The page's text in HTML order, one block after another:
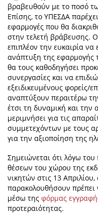
βραβευθούν με το ποσό
Επίσης, το ΥΠΕΣΔΑ
εφαρμογές που θα
στην τελετή βράβευσης.
επιπλέον την ευκαιρία
ανάπτυξη της εφαρμογής
θα τους καθοδηγήσει
συνεργασίες και να
εξειδικευμένους φορείς/
αναπτύξουν περαιτέρω
έτσι τη δυναμική και την
μεριμνήσει για τις
συμμετεχόντων με τους
για την αξιοποίηση της
Σημειώνεται ότι λόγω
θέσεων του χώρου της
νικητών στις 13
παρακολουθήσουν
μέσω της φόρμας
προτεραιότητας.